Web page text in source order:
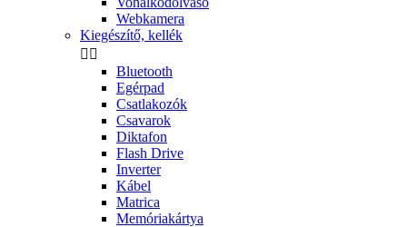
Webkamera
Kiegészítő, kellék
 
Bluetooth
Egérpad
Csatlakozók
Csavarok
Diktafon
Flash Drive
Inverter
Kábel
Matrica
Memóriakártya